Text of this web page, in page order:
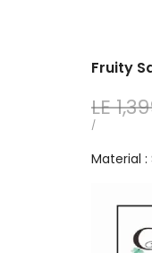
Fruity
price
LE
UNIT
/PER
Material :